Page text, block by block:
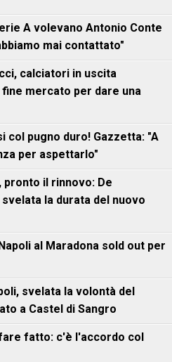
A volevano Antonio Conte
mai contattato"
calciatori in uscita
mercato per dare una
col pugno duro! Gazzetta: "A
per aspettarlo"
pronto il rinnovo: De
la durata del nuovo
al Maradona sold out per
svelata la volontà del
a Castel di Sangro
fatto: c'è l'accordo col